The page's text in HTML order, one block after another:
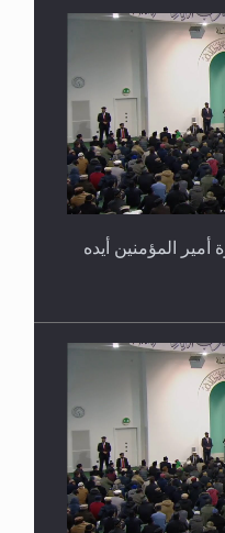
المؤمنين أيده